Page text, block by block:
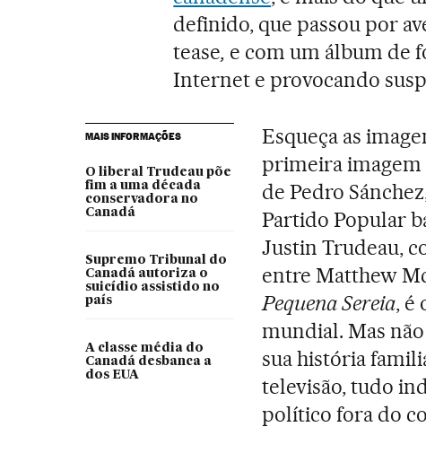
definido, que passou por
tease, e com um álbum de
Internet e provocando
MAIS INFORMAÇÕES
O liberal Trudeau põe
fim a uma década
conservadora no
Canadá
Supremo Tribunal do
Canadá autoriza o
suicídio assistido no
país
A classe média do
Canadá desbanca a
dos EUA
Esqueça as
primeira
de Pedro
Partido Popular
Justin Trudeau,
entre Matthew
Pequena Sereia, é
mundial. Mas não
sua história
televisão, tudo
político fora do